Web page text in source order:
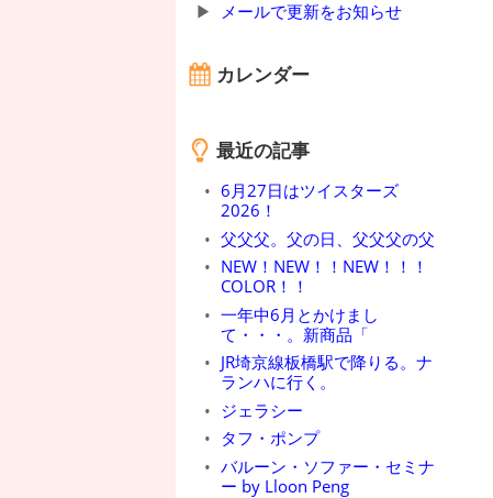
メールで更新をお知らせ
カレンダー
最近の記事
6月27日はツイスターズ
2026！
父父父。父の日、父父父の父
NEW！NEW！！NEW！！！
COLOR！！
一年中6月とかけまし
て・・・。新商品「
JR埼京線板橋駅で降りる。ナ
ランハに行く。
ジェラシー
タフ・ポンプ
バルーン・ソファー・セミナ
ー by Lloon Peng